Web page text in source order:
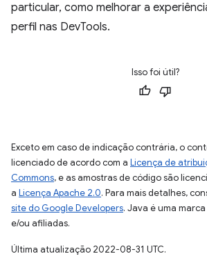
particular, como melhorar a
perfil nas DevTools.
Isso foi útil?
Exceto em caso de indicação contrária, o
licenciado de acordo com a Licença de
Commons, e as amostras de código são
a Licença Apache 2.0. Para mais detalhes,
site do Google Developers. Java é uma
e/ou afiliadas.
Última atualização 2022-08-31 UTC.